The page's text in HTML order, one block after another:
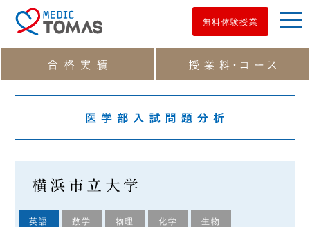
無料体験授業
横浜市立大学
英語 数学 物理 化学 生物